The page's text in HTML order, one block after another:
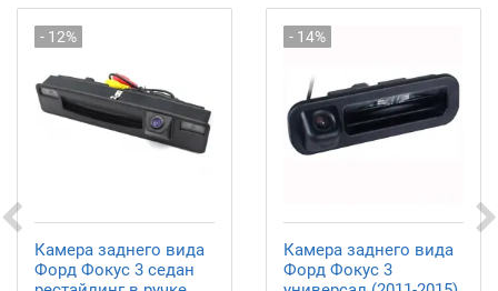
- 12%
Камера заднего вида
Форд Фокус 3 седан
- 14%
Камера заднего вида
Форд Фокус 3